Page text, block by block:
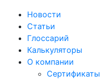
Новости
Статьи
Глоссарий
Калькуляторы
О компании
Сертификаты